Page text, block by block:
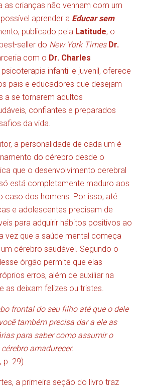
as crianças não venham com um
aprender a Educar sem
publicado pela Latitude, o
seller do New York Times Dr.
com o Dr. Charles
infantil e juvenil, oferece
pais e educadores que desejam
a se tornarem adultos
confiantes e preparados
da vida.
a personalidade de cada um é
do cérebro desde o
que o desenvolvimento cerebral
está completamente maduro aos
caso dos homens. Por isso, até
e adolescentes precisam de
para adquirir hábitos positivos ao
vez que a saúde mental começa
cérebro saudável. Segundo o
órgão permite que elas
erros, além de auxiliar na
as deixam felizes ou tristes.
frontal do seu filho até que o dele
também precisa dar a ele as
para saber como assumir o
amadurecer.
, p. 29)
a primeira seção do livro traz